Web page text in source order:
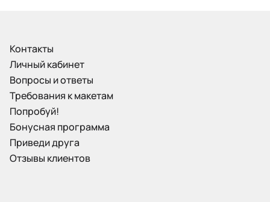
Контакты
Личный кабинет
Вопросы и ответы
Требования к макетам
Попробуй!
Бонусная программа
Приведи друга
Отзывы клиентов